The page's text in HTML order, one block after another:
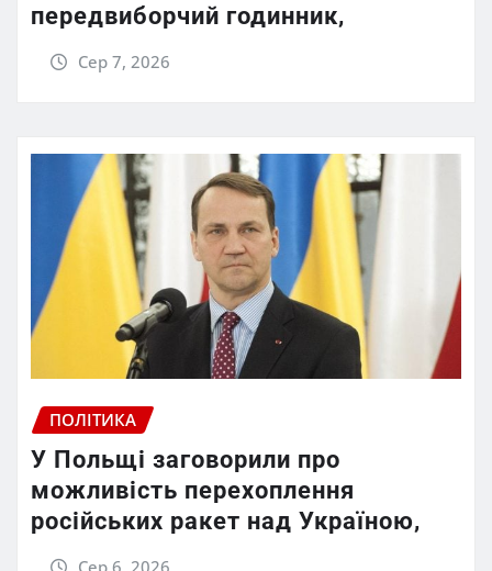
передвиборчий годинник,
Сер 7, 2026
ПОЛІТИКА
У Польщі заговорили про
можливість перехоплення
російських ракет над Україною,
Сер 6, 2026